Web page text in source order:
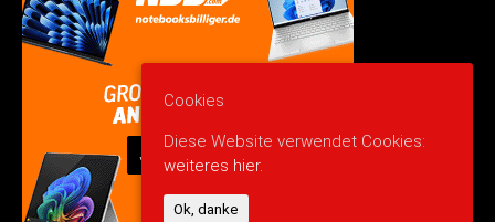
Cookies
Diese Website verwendet Cookies:
weiteres hier.
Ok, danke